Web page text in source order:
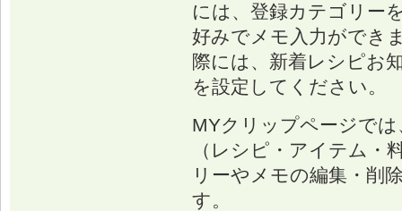
には、登録カテゴリー
好みでメモ入力ができ
際には、新着レシピお
を設定してください。
MYクリップページで
（レシピ・アイテム・
リーやメモの編集・削
す。